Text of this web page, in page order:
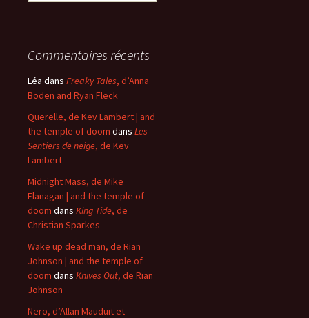
Commentaires récents
Léa dans Freaky Tales, d’Anna
Boden and Ryan Fleck
Querelle, de Kev Lambert | and
the temple of doom dans Les
Sentiers de neige, de Kev
Lambert
Midnight Mass, de Mike
Flanagan | and the temple of
doom dans King Tide, de
Christian Sparkes
Wake up dead man, de Rian
Johnson | and the temple of
doom dans Knives Out, de Rian
Johnson
Nero, d’Allan Mauduit et